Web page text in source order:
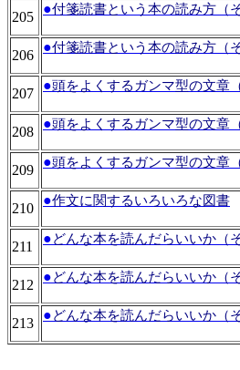
205
●付箋読書という本の読み方（
206
●付箋読書という本の読み方（
207
●頭をよくするガンマ型の文章
208
●頭をよくするガンマ型の文章
209
●頭をよくするガンマ型の文章
210
●作文に関するいろいろな図書
211
●どんな本を読んだらいいか（
212
●どんな本を読んだらいいか（
213
●どんな本を読んだらいいか（